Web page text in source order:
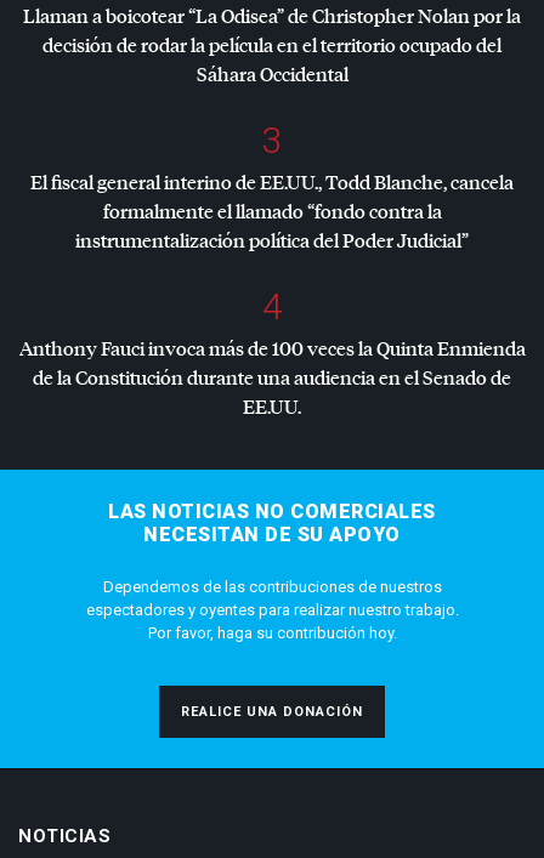
Llaman a boicotear “La Odisea” de Christopher Nolan por la
decisión de rodar la película en el territorio ocupado del
Sáhara Occidental
3
El fiscal general interino de EE.UU., Todd Blanche, cancela
formalmente el llamado “fondo contra la
instrumentalización política del Poder Judicial”
4
Anthony Fauci invoca más de 100 veces la Quinta Enmienda
de la Constitución durante una audiencia en el Senado de
EE.UU.
LAS NOTICIAS NO COMERCIALES
NECESITAN DE SU APOYO
Dependemos de las contribuciones de nuestros
espectadores y oyentes para realizar nuestro trabajo.
Por favor, haga su contribución hoy.
REALICE UNA DONACIÓN
NOTICIAS